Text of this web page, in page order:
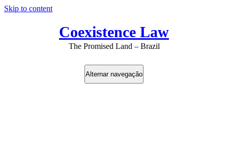
Skip to content
Coexistence Law
The Promised Land – Brazil
Alternar navegação